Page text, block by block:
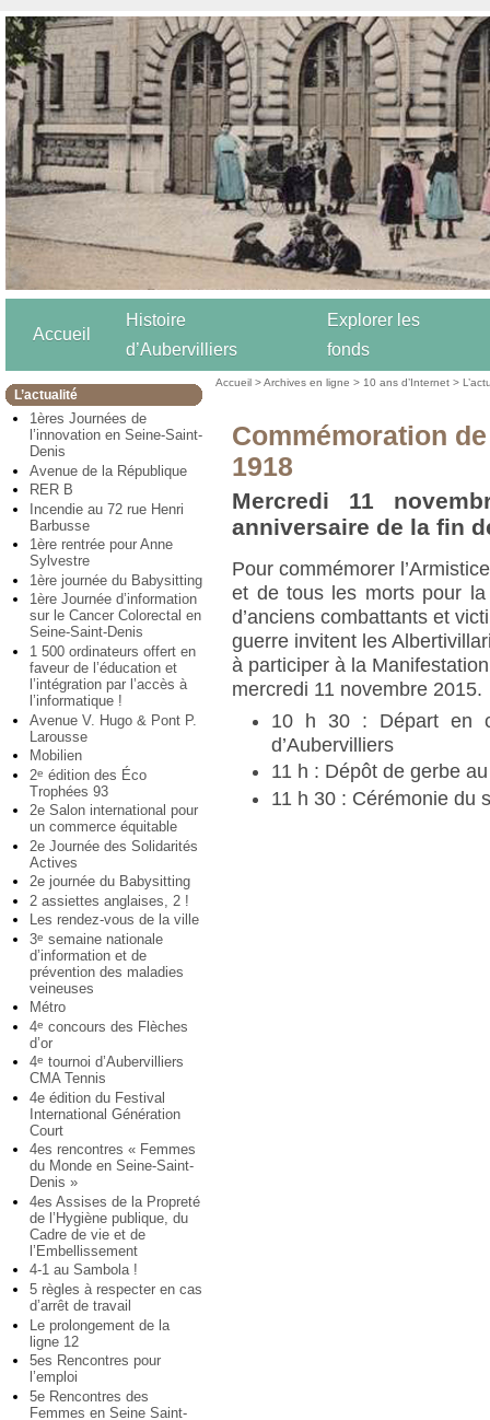
Accueil
Histoire
d’Aubervilliers
Explorer les
fonds
L’actualité
1ères Journées de
l’innovation en Seine-Saint-
Denis
Avenue de la République
RER B
Incendie au 72 rue Henri
Barbusse
1ère rentrée pour Anne
Sylvestre
1ère journée du Babysitting
1ère Journée d’information
sur le Cancer Colorectal en
Seine-Saint-Denis
1 500 ordinateurs offert en
faveur de l’éducation et
l’intégration par l’accès à
l’informatique !
Avenue V. Hugo & Pont P.
Larousse
Mobilien
2e édition des Éco
Trophées 93
2e Salon international pour
un commerce équitable
2e Journée des Solidarités
Actives
2e journée du Babysitting
2 assiettes anglaises, 2 !
Les rendez-vous de la ville
3e semaine nationale
d’information et de
prévention des maladies
veineuses
Métro
4e concours des Flèches
d’or
4e tournoi d’Aubervilliers
CMA Tennis
4e édition du Festival
International Génération
Court
4es rencontres « Femmes
du Monde en Seine-Saint-
Denis »
4es Assises de la Propreté
de l’Hygiène publique, du
Cadre de vie et de
l’Embellissement
4-1 au Sambola !
5 règles à respecter en cas
d’arrêt de travail
Le prolongement de la
ligne 12
5es Rencontres pour
l’emploi
5e Rencontres des
Femmes en Seine Saint-
Accueil >Archives en ligne > 10 ans d’Internet >
Commémoration
1918
Mercredi 11
anniversaire de la fin
Pour commémorer
et de tous les morts pour
d’anciens combattants et
guerre invitent les
à participer à la
mercredi 11 novembre 2015.
10 h 30 : Départ en
d’Aubervilliers
11 h : Dépôt de gerbe
11 h 30 : Cérémonie du